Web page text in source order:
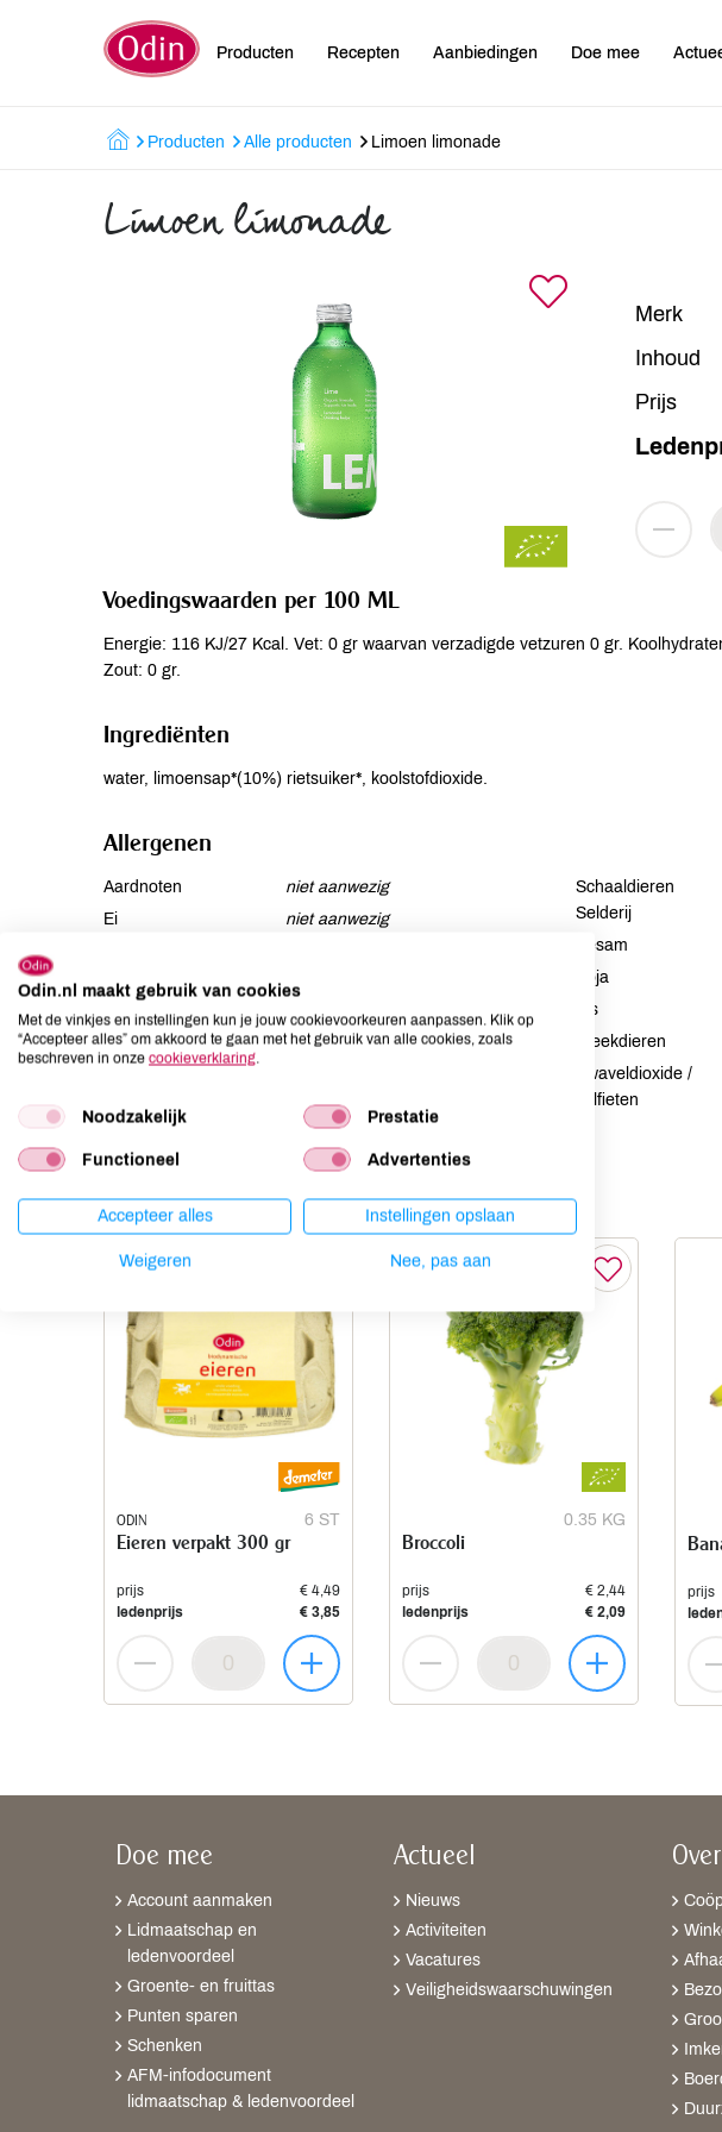
Producten Recepten Aanbiedingen Doe mee
Producten Alle producten Limoen limonade
Limoen limonade
Merk
Inhoud
Prijs
Voedingswaarden per 100 ML
Energie: 116 KJ/27 Kcal. Vet: 0 gr waarvan verzadigde vetzuren 0 gr.
Zout: 0 gr.
Ingrediënten
water, limoensap*(10%) rietsuiker*, koolstofdioxide.
Allergenen
Aardnoten
niet aanwezig
Ei
niet aanwezig
Lactose
niet aanwezig
Lupine
niet aanwezig
Mosterd
niet aanwezig
Schaaldieren
Selderij
Sesam
Soja
Vis
Weekdieren
Zwaveldioxide /
sulfieten
ODIN 6 ST
Eieren verpakt 300 gr
prijs
€ 4,49
ledenprijs
€ 3,85
0.35 KG
Broccoli
prijs
€ 2,44
ledenprijs
€ 2,09
prijs
Doe mee
Account aanmaken
Lidmaatschap en
ledenvoordeel
Groente- en fruittas
Punten sparen
Schenken
AFM-infodocument
lidmaatschap & ledenvoordeel
Actueel
Nieuws
Activiteiten
Vacatures
Veiligheidswaarschuwingen
Odin.nl maakt gebruik van cookies
Met de vinkjes en instellingen kun je jouw cookievoorkeuren aanpassen. Klik op
“Accepteer alles” om akkoord te gaan met het gebruik van alle cookies, zoals
beschreven in onze cookieverklaring.
Noodzakelijk Prestatie
Functioneel Advertenties
Accepteer alles Instellingen opslaan
Weigeren Nee, pas aan